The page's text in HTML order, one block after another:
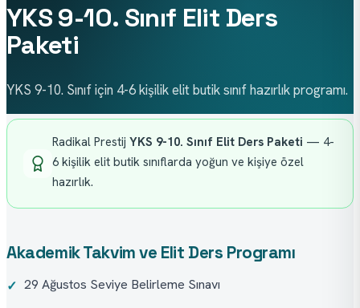
YKS 9-10. Sınıf Elit Ders
Paketi
YKS 9-10. Sınıf için 4-6 kişilik elit butik sınıf hazırlık programı.
Radikal Prestij YKS 9-10. Sınıf Elit Ders Paketi — 4-
6 kişilik elit butik sınıflarda yoğun ve kişiye özel
hazırlık.
Akademik Takvim ve Elit Ders Programı
✓ 29 Ağustos Seviye Belirleme Sınavı